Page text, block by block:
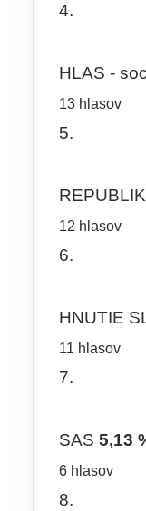
4.
HLAS -
13 hlasov
5.
12 hlasov
6.
HNUTIE
11 hlasov
7.
SAS 5,13
6 hlasov
8.